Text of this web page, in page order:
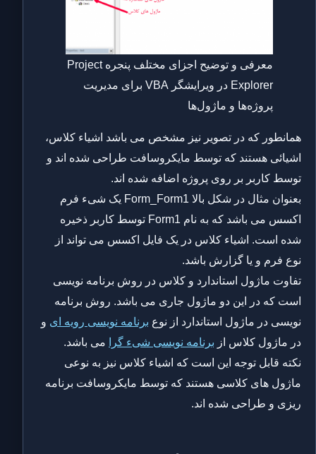
معرفی و توضیح اجزای مختلف پنجره Project
Explorer در ویرایشگر VBA برای مدیریت
پروژه‌ها و ماژول‌ها
همانطور که در تصویر نیز مشخص می باشد اشیاء کلاس،
اشیائی هستند که توسط مایکروسافت طراحی شده اند و
توسط کاربر بر روی پروژه اضافه شده اند.
بعنوان مثال در شکل بالا Form_Form1 یک شیء فرم
اکسس می باشد که به نام Form1 توسط کاربر ذخیره
شده است. اشیاء کلاس در یک فایل اکسس می تواند از
نوع فرم و یا گزارش باشد.
تفاوت ماژول استاندارد و کلاس در روش برنامه نویسی
است که در این دو ماژول جاری می باشد. روش برنامه
نویسی در ماژول استاندارد از نوع برنامه نویسی رویه ای و
در ماژول کلاس از برنامه نویسی شیء گرا
می باشد.
نکته قابل توجه این است که اشیاء کلاس نیز به نوعی
ماژول های کلاسی هستند که توسط مایکروسافت برنامه
ریزی و طراحی شده اند.